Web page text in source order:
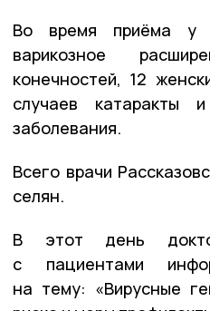
Во время приёма у
варикозное
конечностей, 12
случаев катаракты
заболевания.
Всего врачи
селян.
В этот день
с пациентами
на тему: «Вирусные